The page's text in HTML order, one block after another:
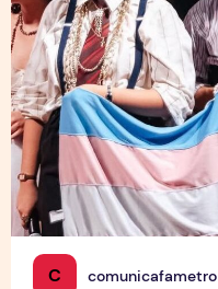
C comunicafametro